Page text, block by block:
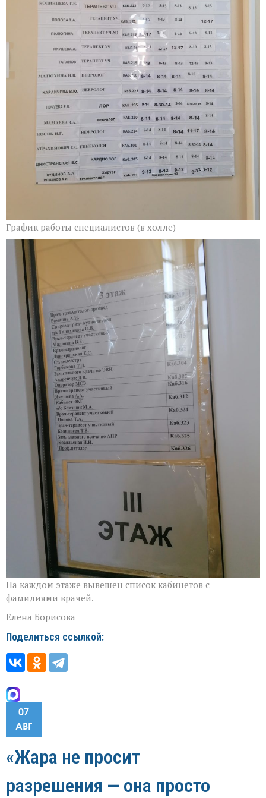
График работы специалистов (в холле)
На каждом этаже вывешен список кабинетов с
фамилиями врачей.
Елена Борисова
Поделиться ссылкой:
07
АВГ
«Жара не просит
разрешения — она просто